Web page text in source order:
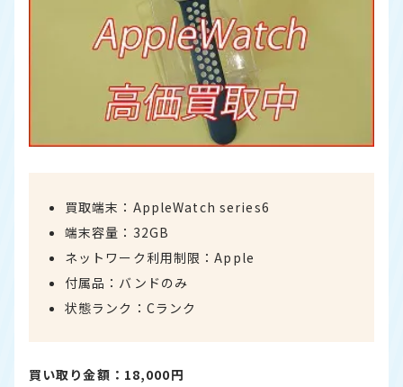
買取端末：AppleWatch series6
端末容量：32GB
ネットワーク利用制限：Apple
付属品：バンドのみ
状態ランク：Cランク
買い取り金額：18,000円